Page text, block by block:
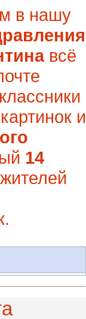
в нашу
всё
и
14